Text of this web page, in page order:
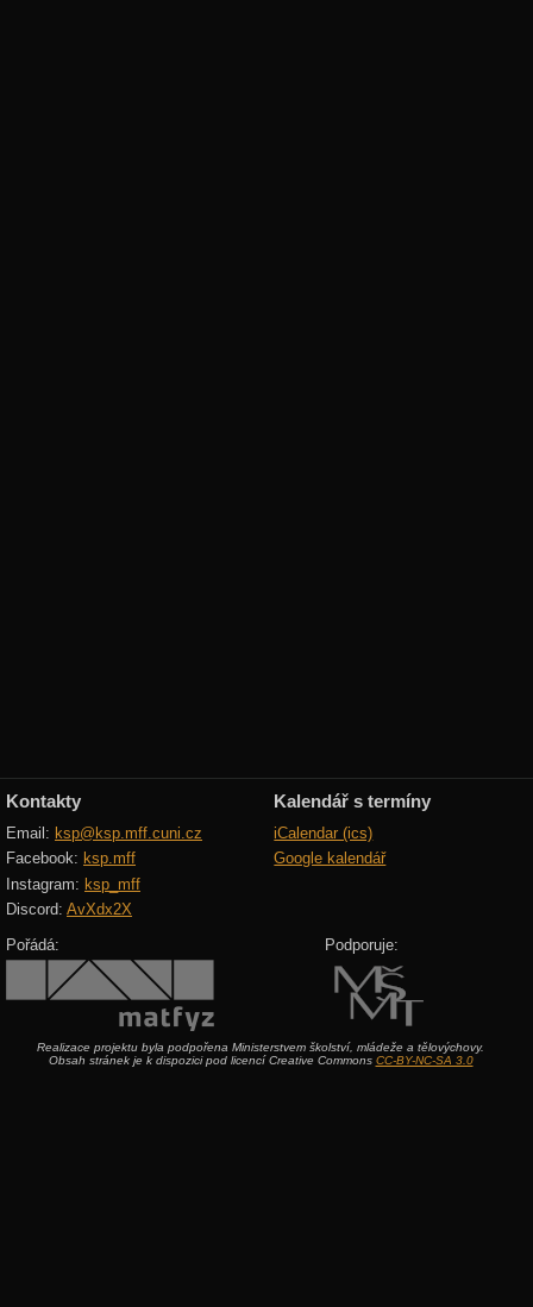
Kontakty
Email: ksp@ksp.mff.cuni.cz
Facebook: ksp.mff
Instagram: ksp_mff
Discord: AvXdx2X
Kalendář s termíny
iCalendar (ics)
Google kalendář
Pořádá: Podporuje:
Realizace projektu byla podpořena Ministerstvem školství, mládeže a tělovýchovy.
Obsah stránek je k dispozici pod licencí Creative Commons CC-BY-NC-SA 3.0